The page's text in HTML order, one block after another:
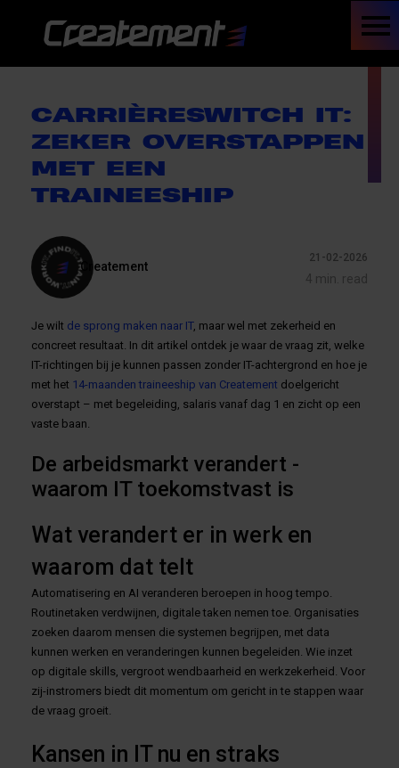
CARRIÈRESWITCH IT:
ZEKER OVERSTAPPEN
MET EEN
TRAINEESHIP
Createment
21-02-2026
4 min. read
Je wilt de sprong maken naar IT, maar wel met zekerheid en
concreet resultaat. In dit artikel ontdek je waar de vraag zit, welke
IT-richtingen bij je kunnen passen zonder IT-achtergrond en hoe je
met het 14-maanden traineeship van Createment doelgericht
overstapt – met begeleiding, salaris vanaf dag 1 en zicht op een
vaste baan.
De arbeidsmarkt verandert -
waarom IT toekomstvast is
Wat verandert er in werk en
waarom dat telt
Automatisering en AI veranderen beroepen in hoog tempo.
Routinetaken verdwijnen, digitale taken nemen toe. Organisaties
zoeken daarom mensen die systemen begrijpen, met data
kunnen werken en veranderingen kunnen begeleiden. Wie inzet
op digitale skills, vergroot wendbaarheid en werkzekerheid. Voor
zij-instromers biedt dit momentum om gericht in te stappen waar
de vraag groeit.
Kansen in IT nu en straks